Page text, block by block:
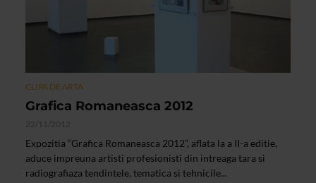
CLIPA DE ARTA
Grafica Romaneasca 2012
22/11/2012
Expozitia “Grafica Romaneasca 2012”, aflata la a II-a editie,
aduce impreuna artisti profesionisti din intreaga tara si
radiografiaza tendintele, tematica si tehnicile...